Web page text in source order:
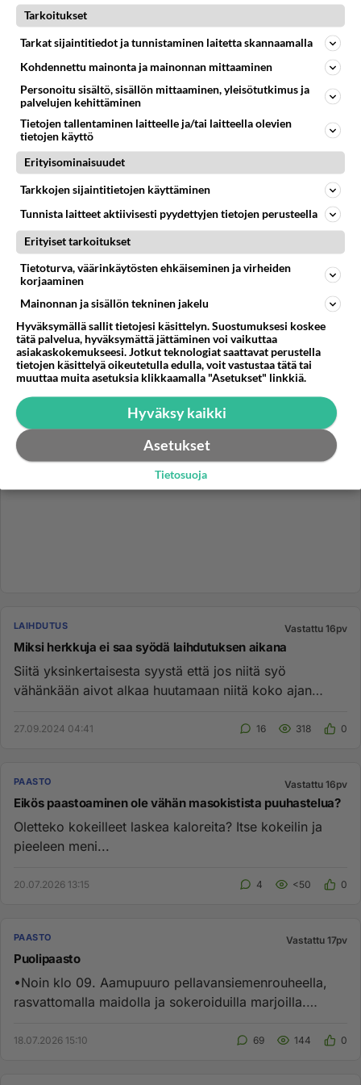
LAIHDUTUS Vastattu 16pv
Kommentti nälkä ei tyydyty huvitti,kerskakulutus
Ettekö te ole lukeneet ollenkaan minun laihdutus
kommentteja täällä,yhdessäkin kommentissa nälkä ei
tyydyty syömisestä...
09.10.2024 05:19
LAIHDUTUS Vastattu 16pv
Mitä mieltä, A.Heikkilän haastattelu
Tässä ihan uusin ja hypetetty haastattelu:
https://youtu.be/TKuyl3XMJdw?
16.06.2026 17:59
LAIHDUTUS Vastattu 16pv
Miksi herkkuja ei saa syödä laihdutuksen aikana
Siitä yksinkertaisesta syystä että jos niitä syö
vähänkään aivot alkaa huutamaan niitä koko ajan
27.09.2024 04:41 16 318 0
PAASTO Vastattu 16pv
Eikös paastoaminen ole vähän masokistista puuhastelua?
Oletteko kokeilleet laskea kaloreita? Itse kokeilin ja
pieeleen meni...
20.07.2026 13:15 4 <50 0
PAASTO Vastattu 17pv
Puolipaasto
•Noin klo 09. Aamupuuro pellavansiemenrouheella,
rasvattomalla maidolla ja sokeroiduilla marjoilla.
18.07.2026 15:10 69 144 0
Tarkoitukset
Tarkat sijaintitiedot ja tunnistaminen laitetta skannaamalla
Kohdennettu mainonta ja mainonnan mittaaminen
Personoitu sisältö, sisällön mittaaminen, yleisötutkimus ja
palvelujen kehittäminen
Tietojen tallentaminen laitteelle ja/tai laitteella olevien
tietojen käyttö
Erityisominaisuudet
Tarkkojen sijaintitietojen käyttäminen
Tunnista laitteet aktiivisesti pyydettyjen tietojen perusteella
Erityiset tarkoitukset
Tietoturva, väärinkäytösten ehkäiseminen ja virheiden
korjaaminen
Mainonnan ja sisällön tekninen jakelu
Hyväksymällä sallit tietojesi käsittelyn. Suostumuksesi koskee
tätä palvelua, hyväksymättä jättäminen voi vaikuttaa
asiakaskokemukseesi. Jotkut teknologiat saattavat perustella
tietojen käsittelyä oikeutetulla edulla, voit vastustaa tätä tai
muuttaa muita asetuksia klikkaamalla "Asetukset" linkkiä.
Hyväksy kaikki
Asetukset
Tietosuoja